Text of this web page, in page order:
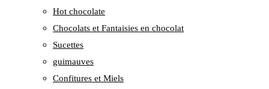
Hot chocolate
Chocolats et Fantaisies en chocolat
Sucettes
guimauves
Confitures et Miels